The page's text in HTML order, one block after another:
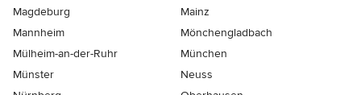
Magdeburg
Mainz
Mannheim
Mönchen­gladbach
Mülheim-an-der-Ruhr
München
Münster
Neuss